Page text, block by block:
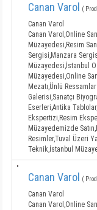
Canan Varol (
Canan Varol
Canan Varol,Online
Müzayedesi,Resim
Sergisi,Manzara
Müzayedesi,İstanbul
Müzayedesi,Online
Mezatı,Ünlü
Galerisi,Sanatçı
Eserleri,Antika
Ekspertizi,Resim
Müzayedemizde
Resimler,Tuval Üzeri
Teknik,İstanbul
Canan Varol (
Canan Varol
Canan Varol,Online